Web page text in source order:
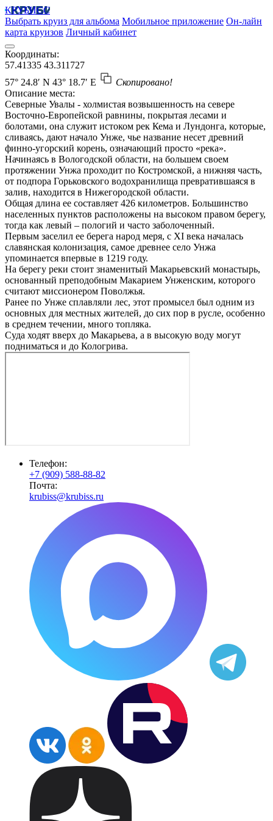
КРУБИСС
Выбрать круиз для альбома Мобильное приложение Он-лайн
карта круизов Личный кабинет
Координаты:
57.41335 43.311727
57° 24.8′ N 43° 18.7′ E
Скопировано!
Описание места:
Северные Увалы - холмистая возвышенность на севере
Восточно-Европейской равнины, покрытая лесами и
болотами, она служит истоком рек Кема и Лундонга, которые,
сливаясь, дают начало Унже, чье название несет древний
финно-угорский корень, означающий просто «река».
Начинаясь в Вологодской области, на большем своем
протяжении Унжа проходит по Костромской, а нижняя часть,
от подпора Горьковского водохранилища превратившаяся в
залив, находится в Нижегородской области.
Общая длина ее составляет 426 километров. Большинство
населенных пунктов расположены на высоком правом берегу,
тогда как левый – пологий и часто заболоченный.
Первым заселил ее берега народ меря, с XI века началась
славянская колонизация, самое древнее село Унжа
упоминается впервые в 1219 году.
На берегу реки стоит знаменитый Макарьевский монастырь,
основанный преподобным Макарием Унженским, которого
считают миссионером Поволжья.
Ранее по Унже сплавляли лес, этот промысел был одним из
основных для местных жителей, до сих пор в русле, особенно
в среднем течении, много топляка.
Суда ходят вверх до Макарьева, а в высокую воду могут
подниматься и до Кологрива.
Телефон:
+7 (909) 588-88-82
Почта:
krubiss@krubiss.ru